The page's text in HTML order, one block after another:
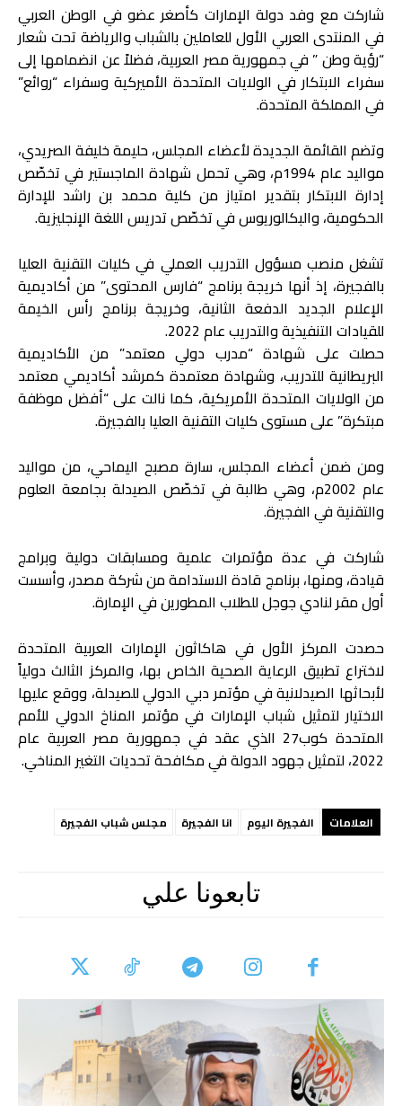
شاركت مع وفد دولة الإمارات كأصغر عضو في الوطن العربي
في المنتدى العربي الأول للعاملين بالشباب والرياضة تحت شعار
“رؤية وطن ” في جمهورية مصر العربية، فضلاً عن انضمامها إلى
سفراء الابتكار في الولايات المتحدة الأميركية وسفراء “روائع”
في المملكة المتحدة.
وتضم القائمة الجديدة لأعضاء المجلس، حليمة خليفة الصريدي،
مواليد عام 1994م، وهي تحمل شهادة الماجستير في تخصّص
إدارة الابتكار بتقدير امتياز من كلية محمد بن راشد للإدارة
الحكومية، والبكالوريوس في تخصّص تدريس اللغة الإنجليزية.
تشغل منصب مسؤول التدريب العملي في كليات التقنية العليا
بالفجيرة، إذ أنها خريجة برنامج “فارس المحتوى” من أكاديمية
الإعلام الجديد الدفعة الثانية، وخريجة برنامج رأس الخيمة
للقيادات التنفيذية والتدريب عام 2022.
حصلت على شهادة “مدرب دولي معتمد” من الأكاديمية
البريطانية للتدريب، وشهادة معتمدة كمرشد أكاديمي معتمد
من الولايات المتحدة الأمريكية، كما نالت على “أفضل موظفة
مبتكرة” على مستوى كليات التقنية العليا بالفجيرة.
ومن ضمن أعضاء المجلس، سارة مصبح اليماحي، من مواليد
عام 2002م، وهي طالبة في تخصّص الصيدلة بجامعة العلوم
والتقنية في الفجيرة.
شاركت في عدة مؤتمرات علمية ومسابقات دولية وبرامج
قيادة، ومنها، برنامج قادة الاستدامة من شركة مصدر، وأسست
أول مقر لنادي جوجل للطلاب المطورين في الإمارة.
حصدت المركز الأول في هاكاثون الإمارات العربية المتحدة
لاختراع تطبيق الرعاية الصحية الخاص بها، والمركز الثالث دولياً
لأبحاثها الصيدلانية في مؤتمر دبي الدولي للصيدلة، ووقع عليها
الاختيار لتمثيل شباب الإمارات في مؤتمر المناخ الدولي للأمم
المتحدة كوب27 الذي عقد في جمهورية مصر العربية عام
2022، لتمثيل جهود الدولة في مكافحة تحديات التغير المناخي.
العلامات الفجيرة اليوم انا الفجيرة مجلس شباب الفجيرة
تابعونا علي